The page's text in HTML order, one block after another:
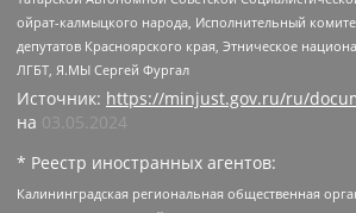
ойрат-калмыцкого народа, Исполнительный
депутатов Красноярского края, Этническое
ЛГБТ, Я.МЫ Сергей Фургал
Источник: https://minjust.gov.ru/ru/
на 03.05.2024
* Реестр иностранных агентов:
Калининградская региональная общественная организация "Экозащита!-Женсовет", Фонд содействия защите прав и свобод граждан "Общественный вердикт", Фонд "Институт Развития Свободы Информации", Частное учреждение "Информационное агентство МЕМО. РУ", Региональная общественная организация "Общественная комиссия по сохранению наследия академика Сахарова", Фонд поддержки свободы прессы, Санкт-Петербургская общественная правозащитная организация "Гражданский контроль", Межрегиональная общественная организация "Информационно-просветительский центр "Мемориал", Региональный Фонд "Центр Защиты Прав Средств Массовой Информации", с 05.12.2023 Фонд "Центр Защиты Прав Средств массовой информации", Региональная общественная благотворительная организация помощи беженцам и мигрантам "Гражданское содействие", Негосударственное образовательное учреждение дополнительного профессионального образования (повышение квалификации) специалистов "АКАДЕМИЯ ПО ПРАВАМ ЧЕЛОВЕКА", Свердловская региональная общественная организация "Сутяжник", Автономная некоммерческая организация "Центр независимых социологических исследований", Союз общественных объединений "Российский исследовательский центр по правам человека", Региональное общественное учреждение научно-информационный центр "МЕМОРИАЛ", Некоммерческая организация "Фонд защиты гласности", Автономная некоммерческая организация "Институт прав человека", Городская общественная организация "Екатеринбургское общество "МЕМОРИАЛ", Городская общественная организация "Рязанское историко-просветительское и правозащитное общество "Мемориал" (Рязанский Мемориал), Челябинский региональный орган общественной самодеятельности – женское общественное объединение "Женщины Евразии", Челябинский региональный орган общественной самодеятельности "Уральская правозащитная группа", Фонд содействия защите здоровья и социальной справедливости имени Андрея Рылькова, Автономная Некоммерческая Организация "Аналитический Центр Юрия Левады", Автономная некоммерческая организация социальной поддержки населения "Проект Апрель", Региональная общественная организация помощи женщинам и детям, находящимся в кризисной ситуации "Информационно-методический центр "Анна", Фонд содействия развитию массовых коммуникаций и правовому просвещению "Так-так-Так", Фонд содействия устойчивому развитию "Серебряная тайга", Свердловский региональный общественный фонд социальных проектов "Новое время", "Idel.Реалии", Кавказ.Реалии, Крым.Реалии, Телеканал Настоящее Время, Татаро-башкирская служба Радио Свобода (Azatliq Radiosi), Радио Свободная Европа/Радио Свобода (PCE/PC), "Сибирь.Реалии", "Фактограф", Благотворительный фонд помощи осужденным и их семьям, Автономная некоммерческая организация "Институт глобализации и социальных движений", Фонд "В защиту прав заключенных", Частное учреждение "Центр поддержки и содействия развитию средств массовой информации", Пензенский региональный общественный благотворительный фонд "Гражданский союз", "Север.Реалии", Некоммерческая организация Фонд "Правовая инициатива", Общество с ограниченной ответственностью "Радио Свободная Европа/Радио Свобода", Чешское информационное агентство "MEDIUM-ORIENT", Красноярская региональная общественная организация "Мы против СПИДа", Камалягин Денис Николаевич, Маркелов Сергей Евгеньевич, Пономарев Лев Александрович, Савицкая Людмила Алексеевна, Автономная некоммерческая организация "Центр по работе с проблемой насилия "НАСИЛИЮ.НЕТ", Межрегиональный профессиональный союз работников здравоохранения "Альянс врачей", Юридическое лицо, зарегистрированное в Латвийской Республике, SIA "Medusa Project" (регистрационный номер 40103797863, дата регистрации 10.06.2014), Некоммерческая организация "Фонд по борьбе с коррупцией", Автономная некоммерческая организация "Институт права и публичной политики", Баданин Роман Сергеевич, Гликин Максим Александрович, Железнова Мария Михайловна, Лукьянова Юлия Сергеевна, Маетная Елизавета Витальевна, Маняхин Петр Борисович, Чуракова Ольга Владимировна, Ярош Юлия Петровна, Юридическое лицо "The Insider SIA", зарегистрированное в Риге, Латвийская Республика (дата регистрации 26.06.2015), являющееся администратором доменного имени интернет-издания "The Insider SIA", https://theins.ru, Постернак Алексей Евгеньевич, Рубин Михаил Аркадьевич, Анин Роман Александрович, Юридическое лицо Istories fonds, зарегистрированное в Латвийской Республике (регистрационный номер 50008295751, дата регистрации 24.02.2020), Великовский Дмитрий Александрович, Долинина Ирина Николаевна, Мароховская Алеся Алексеевна, Шлейнов Роман Юрьевич, Шмагун Олеся Валентиновна, Общество с ограниченной ответственностью "Альтаир 2021", Общество с ограниченной ответственностью "Вега 2021", Общество с ограниченной ответственностью "Главный редактор 2021", Общество с ограниченной ответственностью "Ромашки монолит", Важенков Артем Валерьевич, Ивановская областная общественная организация "Центр гендерных исследований", Гурман Юрий Альбертович, Медиапроект "ОВД-Инфо", Егоров Владимир Владимирович, Жилинский Владимир Александрович, Общество с ограниченной ответственностью "ЗП", Иванова София Юрьевна, Карезина Инна Павловна, Кильтау Екатерина Викторовна, Петров Алексей Викторович, Пискунов Сергей Евгеньевич, Смирнов Сергей Сергеевич, Тихонов Михаил Сергеевич, Общество с ограниченной ответственностью "ЖУРНАЛИСТ-ИНОСТРАННЫЙ АГЕНТ", Арапова Галина Юрьевна, Вольтская Татьяна Анатольевна, Американская компания "Mason G.E.S. Anonymous Foundation" (США), являющаяся владельцем интернет-издания https://mnews.world/, Компания "Stichting Bellingcat", зарегистрированная в Нидерландах (дата регистрации 11.07.2018), Захаров Андрей Вячеславович, Клепиковская Екатерина Дмитриевна, Общество с ограниченной ответственностью "МЕМО", Перл Роман Александрович, Симонов Евгений Алексеевич, Соловьева Елена Анатольевна, Сотников Даниил Владимирович, Сурначева Елизавета Дмитриевна, Автономная некоммерческая организация по защите прав человека и информированию населения "Якутия – Наше Мнение", Общество с ограниченной ответственностью "Москоу диджитал медиа", с 26.01.2023 Общество с ограниченной ответственностью "Чайка Белые сады", Ветошкина Валерия Валерьевна, Заговора Максим Александрович, Межрегиональное общественное движение "Российская ЛГБТ - сеть", Оленичев Максим Владимирович, Павлов Иван Юрьевич, Скворцова Елена Сергеевна, Общество с ограниченной ответственностью "Как бы инагент", Кочетков Игорь Викторович, Общество с ограниченной ответственностью "Честные выборы", Еланчик Олег Александрович, Общество с ограниченной ответственностью "Нобелевский призыв", Гималова Регина Эмилевна, Григорьев Андрей Валерьевич, Григорьева Алина Александровна, Ассоциация по содействию защите прав призывников, альтернативнослужащих и военнослужащих "Правозащитная группа "Гражданин.Армия.Право", Хисамова Регина Фаритовна, Автономная некоммерческая организация по реализации социально-правовых программ "Лилит", Дальневосточное общественное движение "Маяк", Санкт-Петербургская ЛГБТ-инициативная